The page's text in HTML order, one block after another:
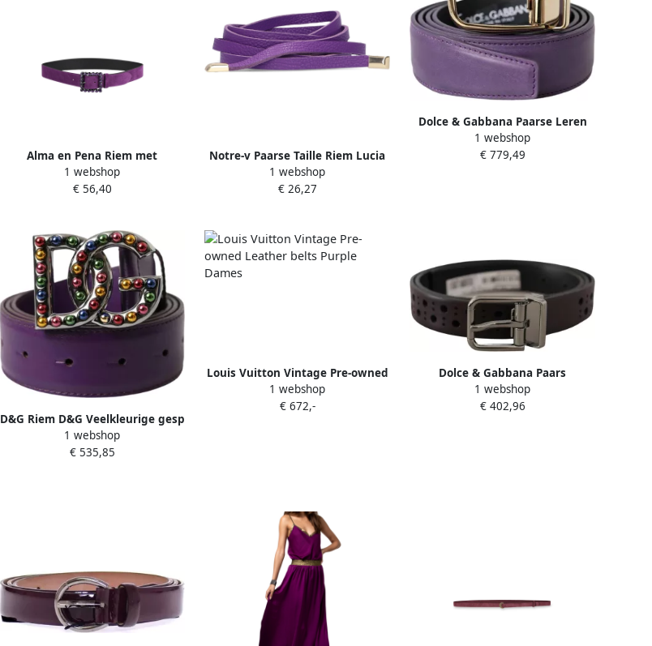
Alma en Pena Riem met
vierkante gesp Purple Dames
1 webshop
€ 56,40
Notre-v Paarse Taille Riem Lucia
Purple Dames
1 webshop
€ 26,27
Dolce & Gabbana Paarse Leren
Riem Gouden Gesp Mannen
Purple Heren
1 webshop
€ 779,49
D&G Riem D&G Veelkleurige gesp
riem Paarse leren riem
1 webshop
€ 535,85
Louis Vuitton Vintage Pre-owned
Leather belts Purple Dames
1 webshop
€ 672,-
Dolce & Gabbana Paars
Geperforeerde Leren Riem
Metalen Gesp Purple Heren
1 webshop
€ 402,96